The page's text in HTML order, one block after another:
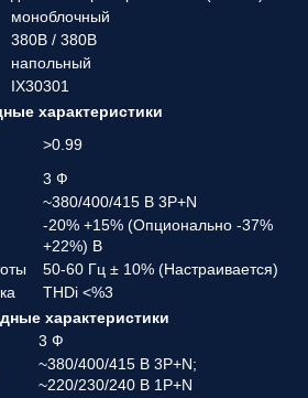
моноблочный
380В / 380В
напольный
IX30301
характеристики
>0.99
3 Ф
~380/400/415 В 3P+N
-20% +15% (Опционально -37%
+22%) В
50-60 Гц ± 10% (Настраивается)
THDi <%3
характеристики
3 Ф
~380/400/415 В 3P+N;
~220/230/240 В 1P+N